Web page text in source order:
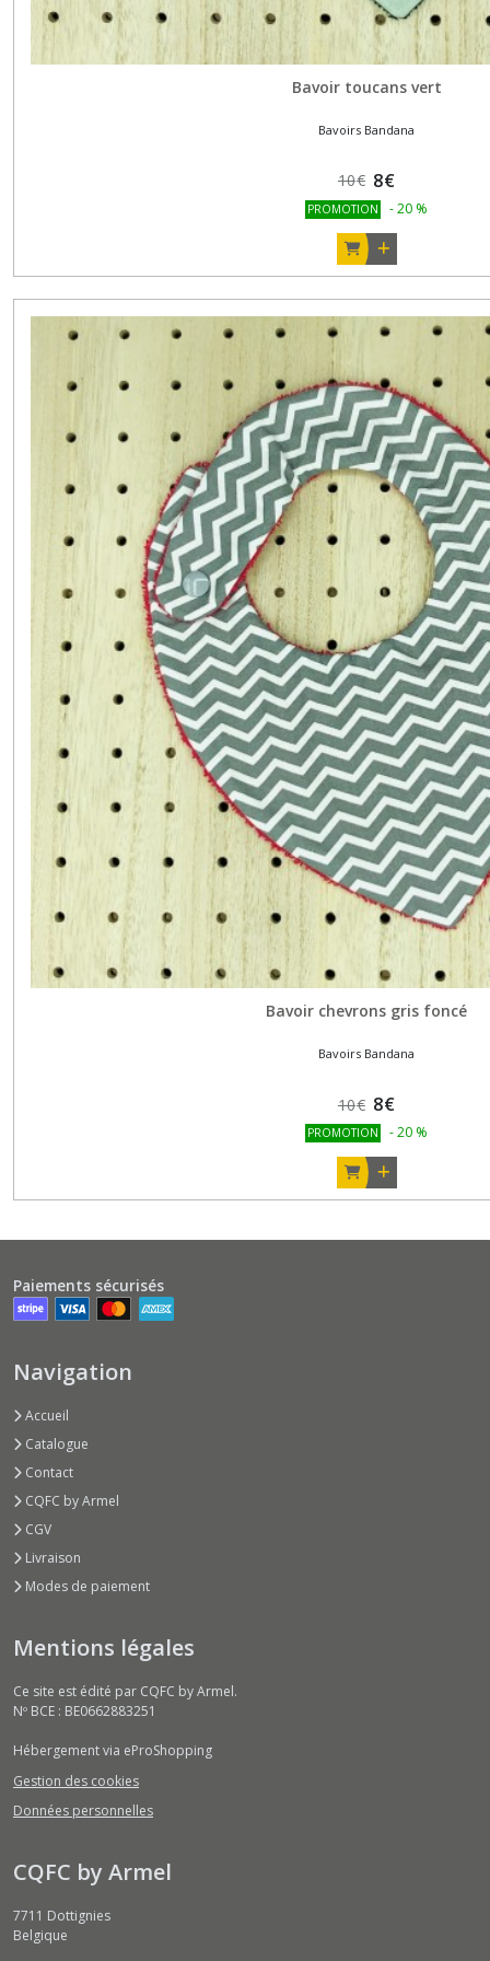
Bavoir toucans vert
Bavoirs Bandana
10€ 8€
PROMOTION -20 %
Bavoir chevrons gris foncé
Bavoirs Bandana
10€ 8€
PROMOTION -20 %
Afficher
Paiements sécurisés
Navigation
Accueil
Catalogue
Contact
CQFC by Armel
CGV
Livraison
Modes de paiement
Mentions légales
Ce site est édité par CQFC by Armel.
Nº BCE : BE0662883251
Hébergement via eProShopping
Gestion des cookies
Données personnelles
CQFC by Armel
7711 Dottignies
Belgique